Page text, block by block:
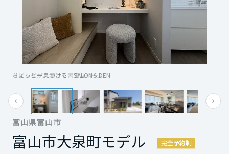
テクノロジー（住まいの性能）
建築事例・建築実例
デザイナーズギャラリー
インテリア
住まいづくりガイド
賃貸住宅
賃貸併用住宅
店舗・各種施設
土地活用モデルルーム見学
土地活用実例
法人のお客さま
戸建て・マンション
ミサワリフォームとは
リフォームの流れ
リフォームメニュー
リフォーム事例
まちづくり
複合開発・投資開発
複合開発事業（ASMACI-アスマチ-）
再開発・官民連携事業
分譲マンション開発事業
オーナーサポート
サポートメニュー
住まいるりんぐ（ロングサポート）
保証制度
企 業・IR情報
企業・IR
展示場・イベント情報
カタログ請求
富山県富山市
富山市大泉町モデル 完全予約制
ちょっと一息つける「SALON＆DEN」
リビングが見渡せる書斎スペース
東北
青森県
岩手県
宮城県
ンデザインを追求
シンプル・イズ・ベストが魅力のミサワホー
ムをご覧頂けます♪
家族とのちょうどいい距離感やひとり時間に
もちょうどいい
空間をご体感頂けます♪
・大屋根とトープグレーの吹付がまちなかに
もっと見る